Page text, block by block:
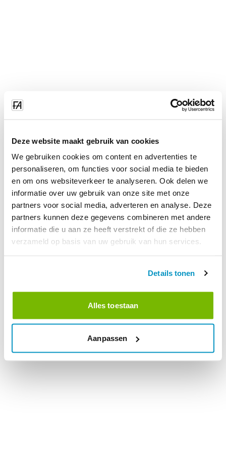
Deze website maakt gebruik van cookies
We gebruiken cookies om content en advertenties te
personaliseren, om functies voor social media te bieden
en om ons websiteverkeer te analyseren. Ook delen we
informatie over uw gebruik van onze site met onze
partners voor social media, adverteren en analyse. Deze
partners kunnen deze gegevens combineren met andere
informatie die u aan ze heeft verstrekt of die ze hebben
verzameld op basis van uw gebruik van hun services.
Details tonen
Alles toestaan
Aanpassen